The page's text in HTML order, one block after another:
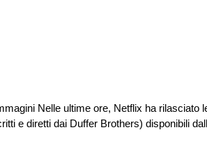
Nelle ultime ore, Netflix ha
e diretti dai Duffer Brothers) disponibili